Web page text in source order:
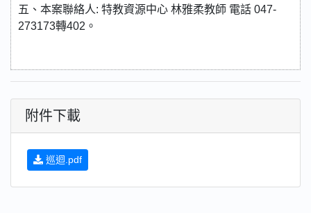
五、本案聯絡人: 特教資源中心 林雅柔教師 電話 047-
273173轉402。
附件下載
巡迴.pdf